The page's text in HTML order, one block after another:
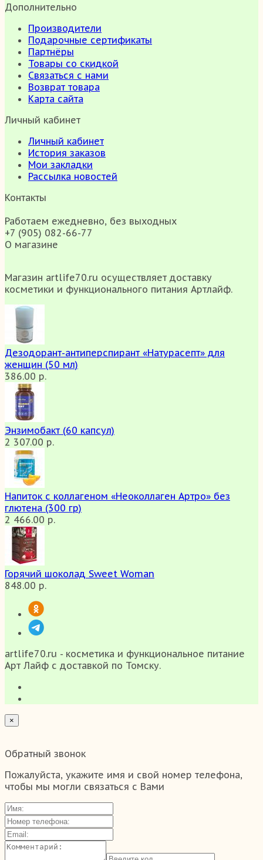
Дополнительно
Производители
Подарочные сертификаты
Партнёры
Товары со скидкой
Связаться с нами
Возврат товара
Карта сайта
Личный кабинет
Личный кабинет
История заказов
Мои закладки
Рассылка новостей
Контакты
Работаем ежедневно, без выходных
+7 (905) 082-66-77
О магазине
Магазин artlife70.ru осуществляет доставку
косметики и функционального питания Артлайф.
Дезодорант-антиперспирант «Натурасепт» для
женщин (50 мл)
386.00 р.
Энзимобакт (60 капсул)
2 307.00 р.
Напиток с коллагеном «Неоколлаген Артро» без
глютена (300 гр)
2 466.00 р.
Горячий шоколад Sweet Woman
848.00 р.
artlife70.ru - косметика и функциональное питание
Арт Лайф с доставкой по Томску.
×
Обратный звонок
Пожалуйста, укажите имя и свой номер телефона,
чтобы мы могли связаться с Вами